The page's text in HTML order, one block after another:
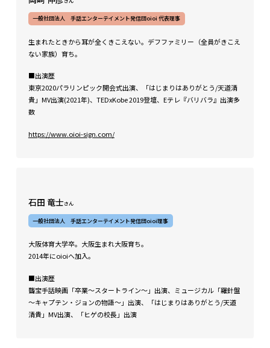
一般社団法人 手話エンターテイメント発信団oioi 代表理事
生まれたときから耳が全くきこえない。デフファミリー（全員がきこえ
ない家族）育ち。
■出演歴
東京2020パラリンピック開会式出演、「はじまりはありがとう/天道清
貴」MV出演(2021年)、TEDxKobe 2019登壇、Eテレ『バリバラ』出演多
数
https://www.oioi-sign.com/
石田 竜士さん
一般社団法人 手話エンターテイメント発信団oioi理事
大阪体育大学卒。大阪生まれ大阪育ち。
2014年にoioiへ加入。
■出演歴
聾宝手話映画「卒業〜スタートライン〜」出演、ミュージカル「羅針盤
～キャプテン・ジョンの物語～」出演、「はじまりはありがとう/天道
清貴」MV出演、「ヒゲの校長」出演